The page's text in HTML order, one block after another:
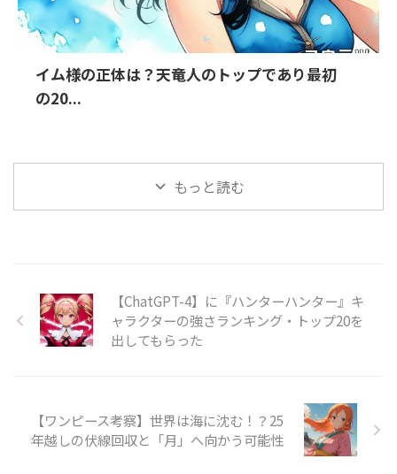
イム様の正体は？天竜人のトップであり最初
の20...
もっと読む
【ChatGPT-4】に『ハンターハンター』キ
ャラクターの強さランキング・トップ20を
出してもらった
【ワンピース考察】世界は海に沈む！？25
年越しの伏線回収と「月」へ向かう可能性